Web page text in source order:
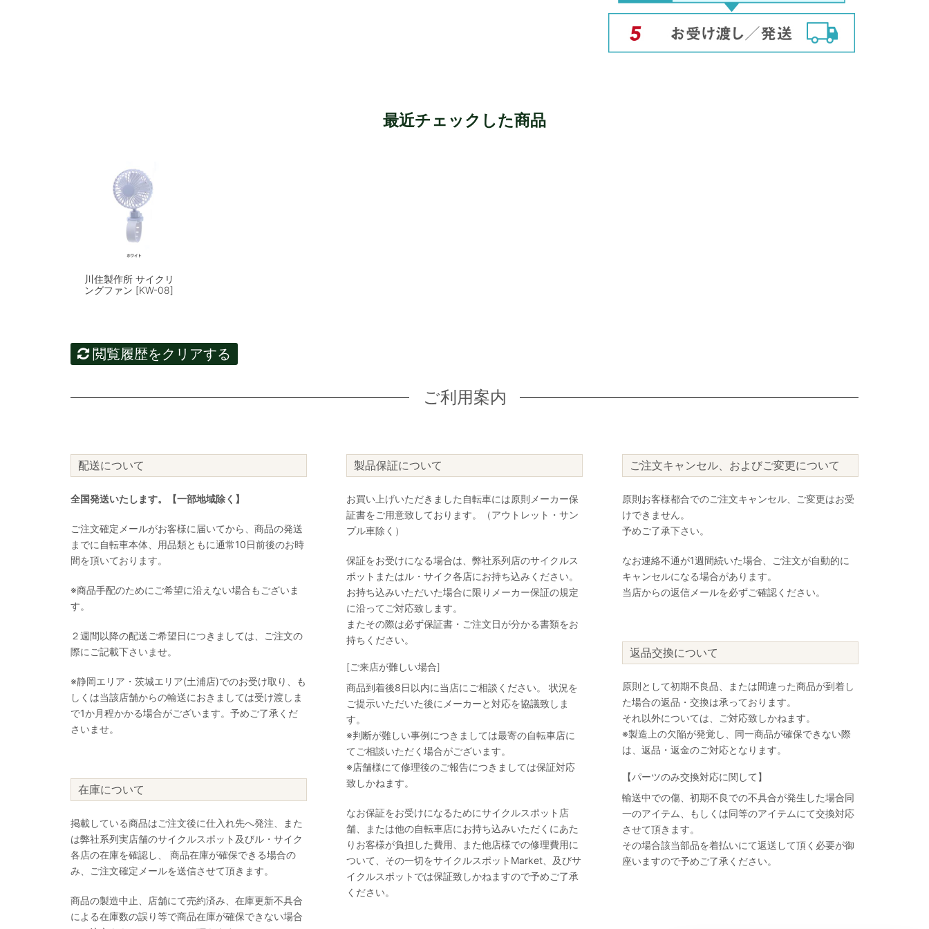
最近チェックした商品
川住製作所 サイクリ
ングファン [KW-08]
閲覧履歴をクリアする
ご利用案内
配送について
全国発送いたします。【一部地域除く】
ご注文確定メールがお客様に届いてから、商品の発送
までに自転車本体、用品類ともに通常10日前後のお時
間を頂いております。
※商品手配のためにご希望に沿えない場合もございま
す。
２週間以降の配送ご希望日につきましては、ご注文の
際にご記載下さいませ。
※静岡エリア・茨城エリア(土浦店)でのお受け取り、も
しくは当該店舗からの輸送におきましては受け渡しま
で1か月程かかる場合がございます。予めご了承くだ
さいませ。
在庫について
掲載している商品はご注文後に仕入れ先へ発注、また
は弊社系列実店舗のサイクルスポット及びル・サイク
各店の在庫を確認し、 商品在庫が確保できる場合の
み、ご注文確定メールを送信させて頂きます。
商品の製造中止、店舗にて売約済み、在庫更新不具合
による在庫数の誤り等で商品在庫が確保できない場合
製品保証について
お買い上げいただきました自転車には原則メーカー保
証書をご用意致しております。（アウトレット・サン
プル車除く）
保証をお受けになる場合は、弊社系列店のサイクルス
ポットまたはル・サイク各店にお持ち込みください。
お持ち込みいただいた場合に限りメーカー保証の規定
に沿ってご対応致します。
またその際は必ず保証書・ご注文日が分かる書類をお
持ちください。
[ご来店が難しい場合]
商品到着後8日以内に当店にご相談ください。 状況を
ご提示いただいた後にメーカーと対応を協議致しま
す。
※判断が難しい事例につきましては最寄の自転車店に
てご相談いただく場合がございます。
※店舗様にて修理後のご報告につきましては保証対応
致しかねます。
なお保証をお受けになるためにサイクルスポット店
舗、または他の自転車店にお持ち込みいただくにあた
りお客様が負担した費用、また他店様での修理費用に
ついて、その一切をサイクルスポットMarket、及びサ
イクルスポットでは保証致しかねますので予めご了承
ください。
ご注文キャンセル、およびご変更について
原則お客様都合でのご注文キャンセル、ご変更はお受
けできません。
予めご了承下さい。
なお連絡不通が1週間続いた場合、ご注文が自動的に
キャンセルになる場合があります。
当店からの返信メールを必ずご確認ください。
返品交換について
原則として初期不良品、または間違った商品が到着し
た場合の返品・交換は承っております。
それ以外については、ご対応致しかねます。
※製造上の欠陥が発覚し、同一商品が確保できない際
は、返品・返金のご対応となります。
【パーツのみ交換対応に関して】
輸送中での傷、初期不良での不具合が発生した場合同
一のアイテム、もしくは同等のアイテムにて交換対応
させて頂きます。
その場合該当部品を着払いにて返送して頂く必要が御
座いますので予めご了承ください。